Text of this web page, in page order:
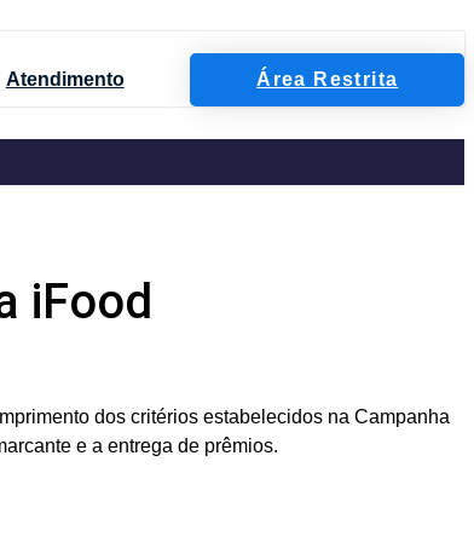
Atendimento Área Restrita
iFood
dos critérios estabelecidos na Campanha
e a entrega de prêmios.